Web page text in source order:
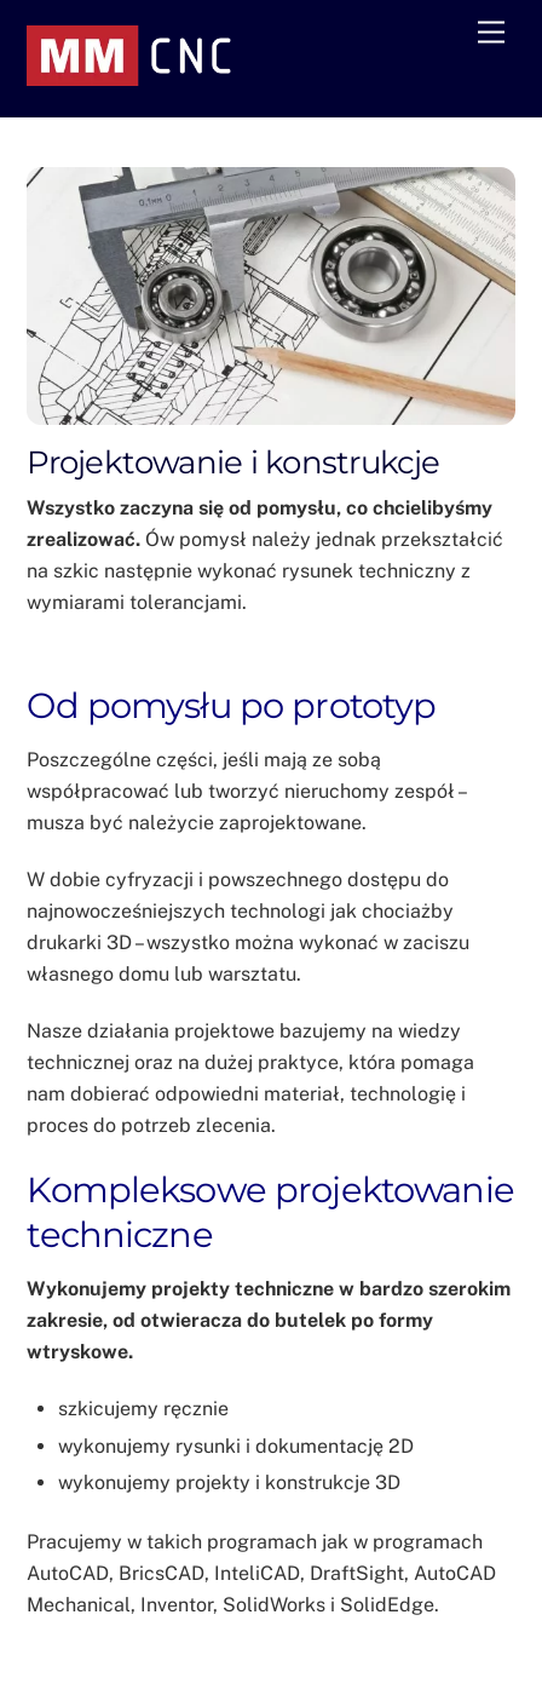
content
Projektowanie i konstrukcje
Wszystko zaczyna się od pomysłu, co chcielibyśmy
zrealizować. Ów pomysł należy jednak przekształcić
na szkic następnie wykonać rysunek techniczny z
wymiarami tolerancjami.
Od pomysłu po prototyp
Poszczególne części, jeśli mają ze sobą
współpracować lub tworzyć nieruchomy zespół –
musza być należycie zaprojektowane.
W dobie cyfryzacji i powszechnego dostępu do
najnowocześniejszych technologi jak chociażby
drukarki 3D – wszystko można wykonać w zaciszu
własnego domu lub warsztatu.
Nasze działania projektowe bazujemy na wiedzy
technicznej oraz na dużej praktyce, która pomaga
nam dobierać odpowiedni materiał, technologię i
proces do potrzeb zlecenia.
Kompleksowe projektowanie
techniczne
Wykonujemy projekty techniczne w bardzo szerokim
zakresie, od otwieracza do butelek po formy
wtryskowe.
szkicujemy ręcznie
wykonujemy rysunki i dokumentację 2D
wykonujemy projekty i konstrukcje 3D
Pracujemy w takich programach jak w programach
AutoCAD, BricsCAD, InteliCAD, DraftSight, AutoCAD
Mechanical, Inventor, SolidWorks i SolidEdge.